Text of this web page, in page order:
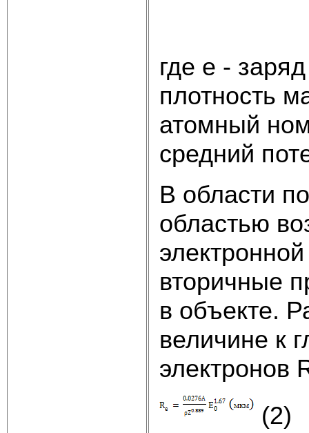
где е -
плотность
атомный
средний
В области
областью
вторичные
в объекте.
величине к
электронов
(2)